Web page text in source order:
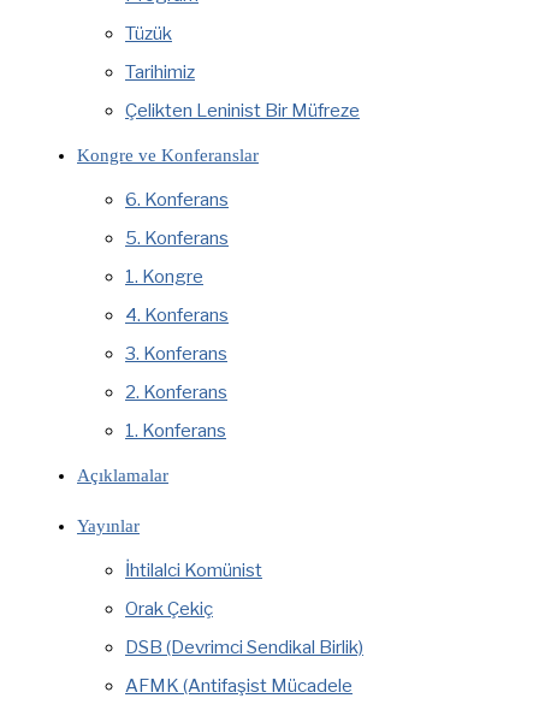
Tüzük
Tarihimiz
Çelikten Leninist Bir Müfreze
Kongre ve Konferanslar
6. Konferans
5. Konferans
1. Kongre
4. Konferans
3. Konferans
2. Konferans
1. Konferans
Açıklamalar
Yayınlar
İhtilalci Komünist
Orak Çekiç
DSB (Devrimci Sendikal Birlik)
AFMK (Antifaşist Mücadele